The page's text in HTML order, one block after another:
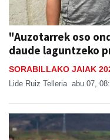
"Auzotarrek oso
daude laguntzeko
SORABILLAKO JAIAK
Lide Ruiz Telleria abu 07,